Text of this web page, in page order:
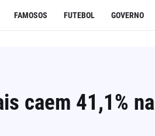
FAMOSOS FUTEBOL GOVERNO
caem 41,1% na